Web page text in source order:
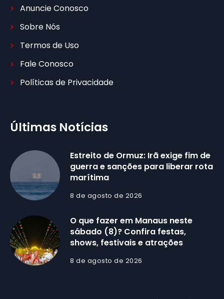
Anuncie Conosco
Sobre Nós
Termos de Uso
Fale Conosco
Políticas de Privacidade
Últimas Notícias
Estreito de Ormuz: Irã exige fim de
guerra e sanções para liberar rota
marítima
8 de agosto de 2026
O que fazer em Manaus neste
sábado (8)? Confira festas,
shows, festivais e atrações
8 de agosto de 2026